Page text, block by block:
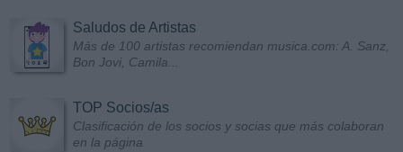
Saludos de Artistas
Más de 100 artistas recomiendan musica.com: A. Sanz,
Bon Jovi, Camila...
TOP Socios/as
Clasificación de los socios y socias que más colaboran
en la página